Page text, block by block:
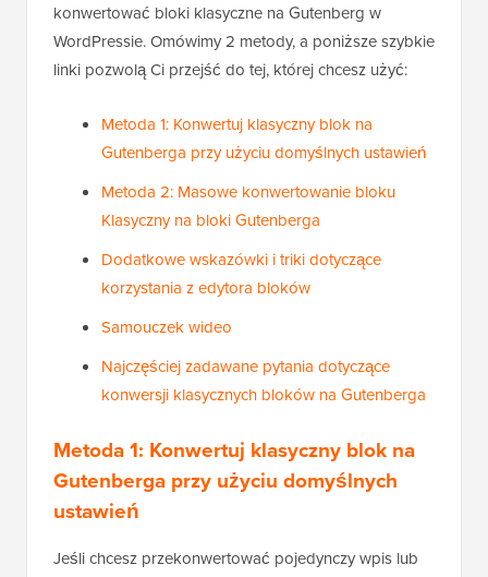
konwertować bloki klasyczne na Gutenberg w
WordPressie. Omówimy 2 metody, a poniższe szybkie
linki pozwolą Ci przejść do tej, której chcesz użyć:
Metoda 1: Konwertuj klasyczny blok na
Gutenberga przy użyciu domyślnych ustawień
Metoda 2: Masowe konwertowanie bloku
Klasyczny na bloki Gutenberga
Dodatkowe wskazówki i triki dotyczące
korzystania z edytora bloków
Samouczek wideo
Najczęściej zadawane pytania dotyczące
konwersji klasycznych bloków na Gutenberga
Metoda 1: Konwertuj klasyczny blok na
Gutenberga przy użyciu domyślnych
ustawień
Jeśli chcesz przekonwertować pojedynczy wpis lub